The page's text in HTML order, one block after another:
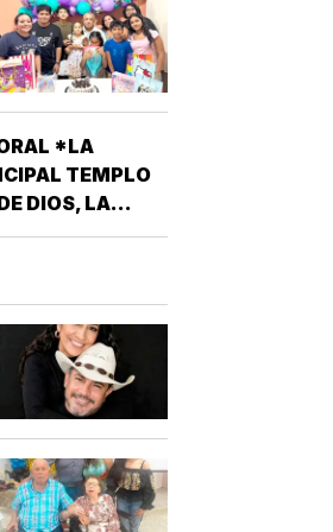
*LA
TEMPLO
DIOS, LA
DE SANTA
NUESTRA